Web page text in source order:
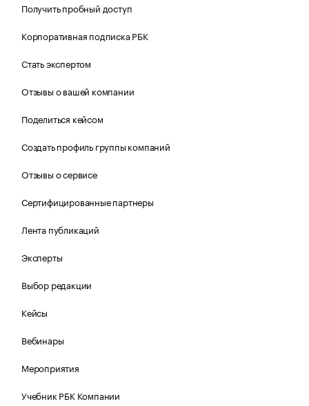
Получить пробный доступ
Корпоративная подписка РБК
Стать экспертом
Отзывы о вашей компании
Поделиться кейсом
Создать профиль группы компаний
Отзывы о сервисе
Сертифицированные партнеры
Лента публикаций
Эксперты
Выбор редакции
Кейсы
Вебинары
Мероприятия
Учебник РБК Компании